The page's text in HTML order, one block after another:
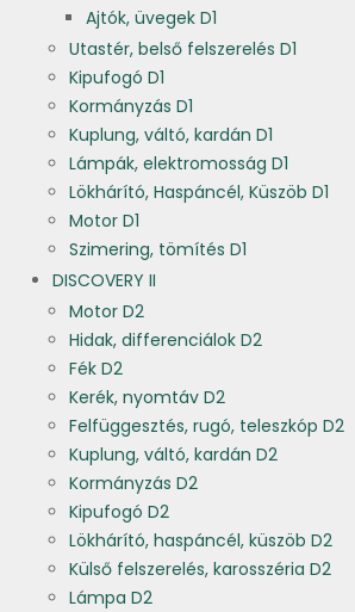
Ajtók, üvegek D1
Utastér, belső felszerelés D1
Kipufogó D1
Kormányzás D1
Kuplung, váltó, kardán D1
Lámpák, elektromosság D1
Lökhárító, Haspáncél, Küszöb D1
Motor D1
Szimering, tömítés D1
DISCOVERY II
Motor D2
Hidak, differenciálok D2
Fék D2
Kerék, nyomtáv D2
Felfüggesztés, rugó, teleszkóp D2
Kuplung, váltó, kardán D2
Kormányzás D2
Kipufogó D2
Lökhárító, haspáncél, küszöb D2
Külső felszerelés, karosszéria D2
Lámpa D2